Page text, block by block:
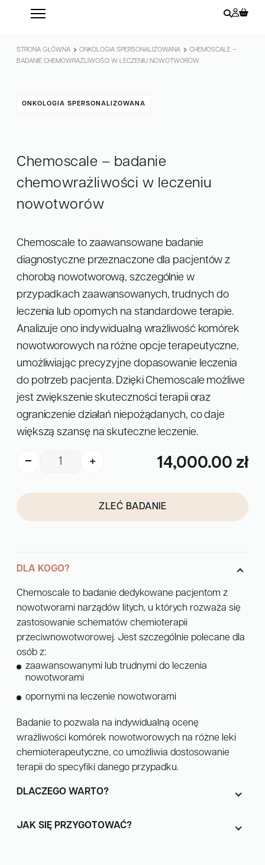
STRONA GŁÓWNA ONKOLOGIA SPERSONALIZOWANA
CHEMOSCALE –
BADANIE CHEMOWRAŻLIWOŚCI W LECZENIU NOWOTWORÓW
Chemoscale – badanie
chemowrażliwości w leczeniu
nowotworów
14,000.00 zł
Chemoscale to zaawansowane badanie
diagnostyczne przeznaczone dla pacjentów z
chorobą nowotworową, szczególnie w
przypadkach zaawansowanych, trudnych do
leczenia lub opornych na standardowe terapie.
Analizuje ono indywidualną wrażliwość komórek
nowotworowych na różne opcje terapeutyczne,
umożliwiając precyzyjne dopasowanie leczenia
do potrzeb pacjenta. Dzięki Chemoscale możliwe
jest zwiększenie skuteczności terapii oraz
ograniczenie działań niepożądanych, co daje
większą szansę na skuteczne leczenie.
− +
ZLEĆ BADANIE
l
t
a
t
ONKOLOGIA SPERSONALIZOWANA
DLA KOGO?
Chemoscale to badanie dedykowane pacjentom z
nowotworami narządów litych, u których rozważa się
zastosowanie schematów chemioterapii
przeciwnowotworowej. Jest szczególnie polecane dla
osób z:
zaawansowanymi lub trudnymi do leczenia
nowotworami
opornymi na leczenie nowotworami
Badanie to pozwala na indywidualną ocenę
wrażliwości komórek nowotworowych na różne leki
chemioterapeutyczne, co umożliwia dostosowanie
terapii do specyfiki danego przypadku.
DLACZEGO WARTO?
JAK SIĘ PRZYGOTOWAĆ?